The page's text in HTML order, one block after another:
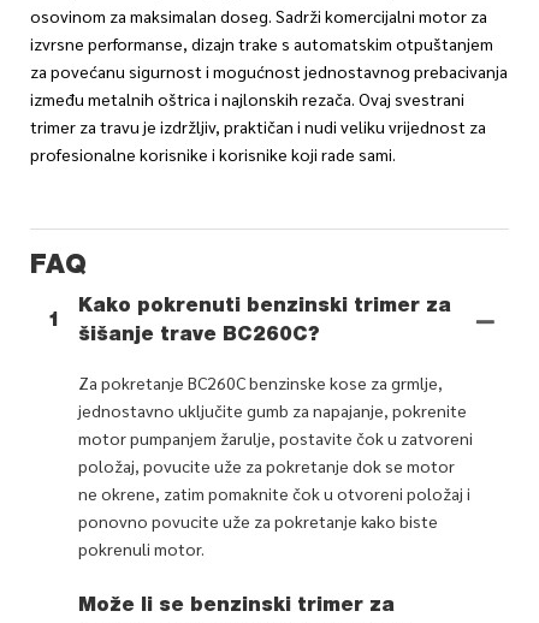
osovinom za maksimalan doseg. Sadrži komercijalni motor za
izvrsne performanse, dizajn trake s automatskim otpuštanjem
za povećanu sigurnost i mogućnost jednostavnog prebacivanja
između metalnih oštrica i najlonskih rezača. Ovaj svestrani
trimer za travu je izdržljiv, praktičan i nudi veliku vrijednost za
profesionalne korisnike i korisnike koji rade sami.
FAQ
1
Kako pokrenuti benzinski trimer za
šišanje trave BC260C?
Za pokretanje BC260C benzinske kose za grmlje,
jednostavno uključite gumb za napajanje, pokrenite
motor pumpanjem žarulje, postavite čok u zatvoreni
položaj, povucite uže za pokretanje dok se motor
ne okrene, zatim pomaknite čok u otvoreni položaj i
ponovno povucite uže za pokretanje kako biste
pokrenuli motor.
Može li se benzinski trimer za